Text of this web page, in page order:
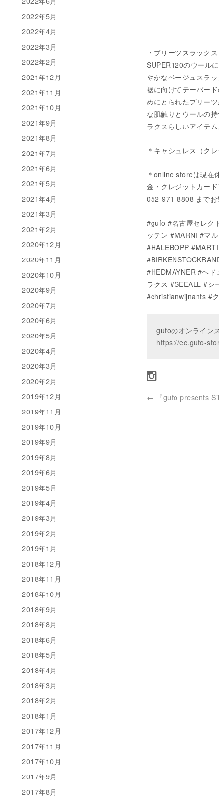
・プリーツスラック
SUPER120のウール
やかなベージュスラ
裾に向けてテーパー
めにとられたプリー
な肌触りとウールの
ラクスらしいアイテ
＊キャシュレス（ク
＊online storeは現在
金・クレジットカー
052-971-8808 までお
#gufo #名古屋セレク
ッテン #MARNI #マ
#HALEBOPP
#HEDMAYNER #ヘ
ラクス #SEEALL #
#christianwijnants #
gufoのオンライン
https://ec.gufo-
← 『gufo presents
2022年5月
2022年4月
2022年3月
2022年2月
2021年12月
2021年11月
2021年10月
2021年9月
2021年8月
2021年7月
2021年6月
2021年5月
2021年4月
2021年3月
2021年2月
2020年12月
2020年11月
2020年10月
2020年9月
2020年7月
2020年6月
2020年5月
2020年4月
2020年3月
2020年2月
2019年12月
2019年11月
2019年10月
2019年9月
2019年8月
2019年6月
2019年5月
2019年4月
2019年3月
2019年2月
2019年1月
2018年12月
2018年11月
2018年10月
2018年9月
2018年8月
2018年6月
2018年5月
2018年4月
2018年3月
2018年2月
2018年1月
2017年12月
2017年11月
2017年10月
2017年9月
2017年8月